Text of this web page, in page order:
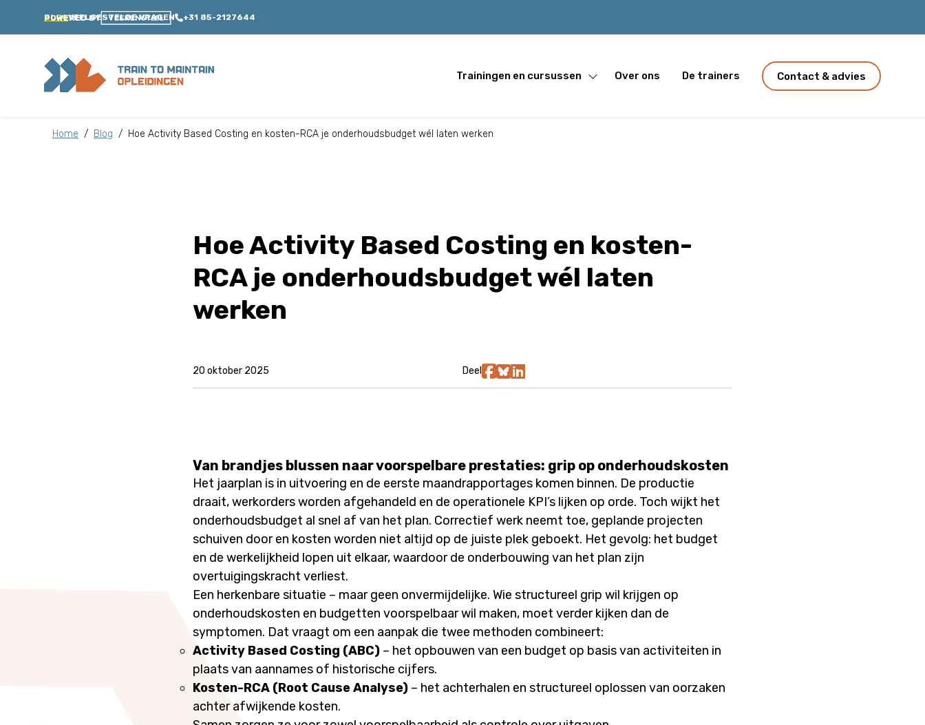
Trainingen en cursussen Over ons De trainers Contact & advies
BLOGVEELGESTELDE VRAGEN +31 85-2127644
POWERED BY
Home / Blog / Hoe Activity Based Costing en kosten-RCA je onderhoudsbudget wél laten werken
Hoe Activity Based Costing en kosten-
RCA je onderhoudsbudget wél laten
werken
20 oktober 2025 Deel
Van brandjes blussen naar voorspelbare prestaties: grip op onderhoudskosten
Het jaarplan is in uitvoering en de eerste maandrapportages komen binnen. De productie
draait, werkorders worden afgehandeld en de operationele KPI’s lijken op orde. Toch wijkt het
onderhoudsbudget al snel af van het plan. Correctief werk neemt toe, geplande projecten
schuiven door en kosten worden niet altijd op de juiste plek geboekt. Het gevolg: het budget
en de werkelijkheid lopen uit elkaar, waardoor de onderbouwing van het plan zijn
overtuigingskracht verliest.
Een herkenbare situatie – maar geen onvermijdelijke. Wie structureel grip wil krijgen op
onderhoudskosten en budgetten voorspelbaar wil maken, moet verder kijken dan de
symptomen. Dat vraagt om een aanpak die twee methoden combineert:
Activity Based Costing (ABC) – het opbouwen van een budget op basis van activiteiten in
plaats van aannames of historische cijfers.
Kosten-RCA (Root Cause Analyse) – het achterhalen en structureel oplossen van oorzaken
achter afwijkende kosten.